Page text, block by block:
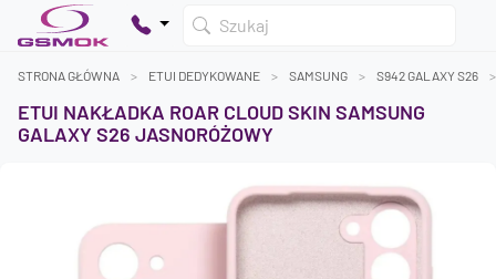
Szukaj
STRONA GŁÓWNA ETUI DEDYKOWANE SAMSUNG S942 GALAXY S26
ETUI NAKŁADKA ROAR CLOUD SKIN SAMSUNG
GALAXY S26 JASNORÓŻOWY